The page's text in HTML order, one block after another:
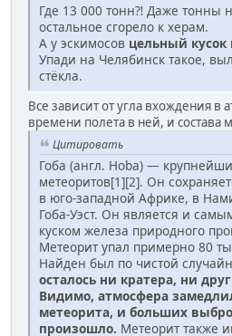
Где 13 000 тонн⁈ Даже тонны
остальное сгорело к херам.
А у эскимосов цельный кусок
Упади на Челябинск такое,
стёкла.
Все зависит от угла вхождения в
времени полета в ней, и состава
Цитировать
Гоба (англ. Hoba) —
метеоритов[1][2]. Он
в юго-западной Африке, в
Гоба-Уэст. Он является и
куском железа природного
Метеорит упал примерно 80
Найден был по чистой
осталось ни кратера, ни
Видимо, атмосфера
метеорита, и больших
произошло. Метеорит также